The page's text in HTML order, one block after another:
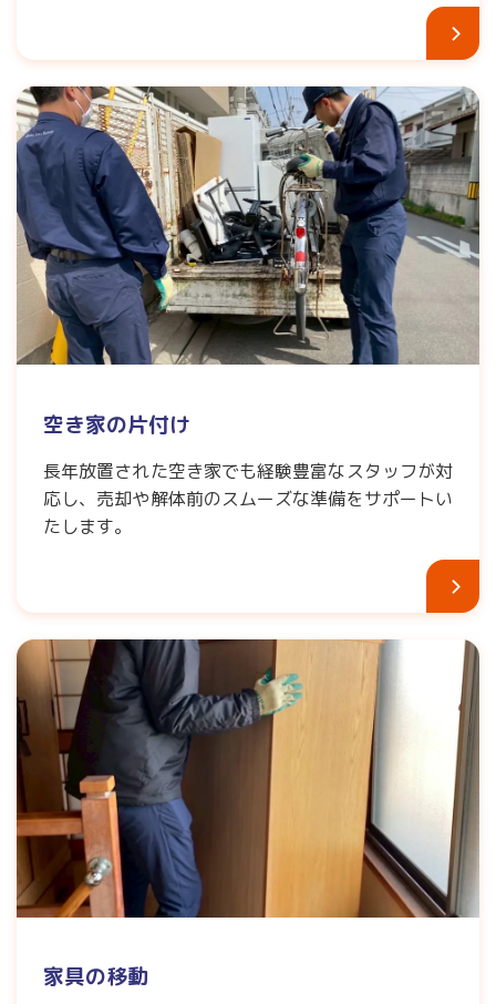
空き家の片付け
長年放置された空き家でも経験豊富なスタッフが対
応し、売却や解体前のスムーズな準備をサポートい
たします。
家具の移動